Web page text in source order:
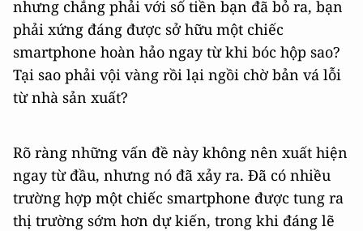
nhưng chẳng phải với số tiền bạn đã bỏ ra, bạn
phải xứng đáng được sở hữu một chiếc
smartphone hoàn hảo ngay từ khi bóc hộp sao?
Tại sao phải vội vàng rồi lại ngồi chờ bản vá lỗi
từ nhà sản xuất?
Rõ ràng những vấn đề này không nên xuất hiện
ngay từ đầu, nhưng nó đã xảy ra. Đã có nhiều
trường hợp một chiếc smartphone được tung ra
thị trường sớm hơn dự kiến, trong khi đáng lẽ